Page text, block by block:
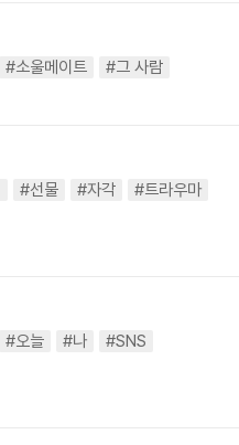
#소울메이트 #그 사람
#선물 #자각
#트라우마
#오늘 #나
#SNS